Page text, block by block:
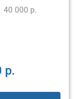
40 000 р.
р.